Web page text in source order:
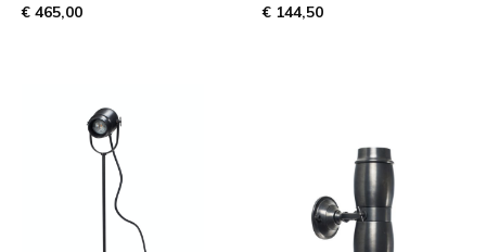
€ 465,00
€ 144,50